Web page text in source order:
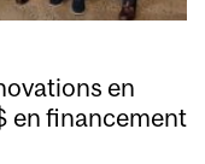
en
en financement